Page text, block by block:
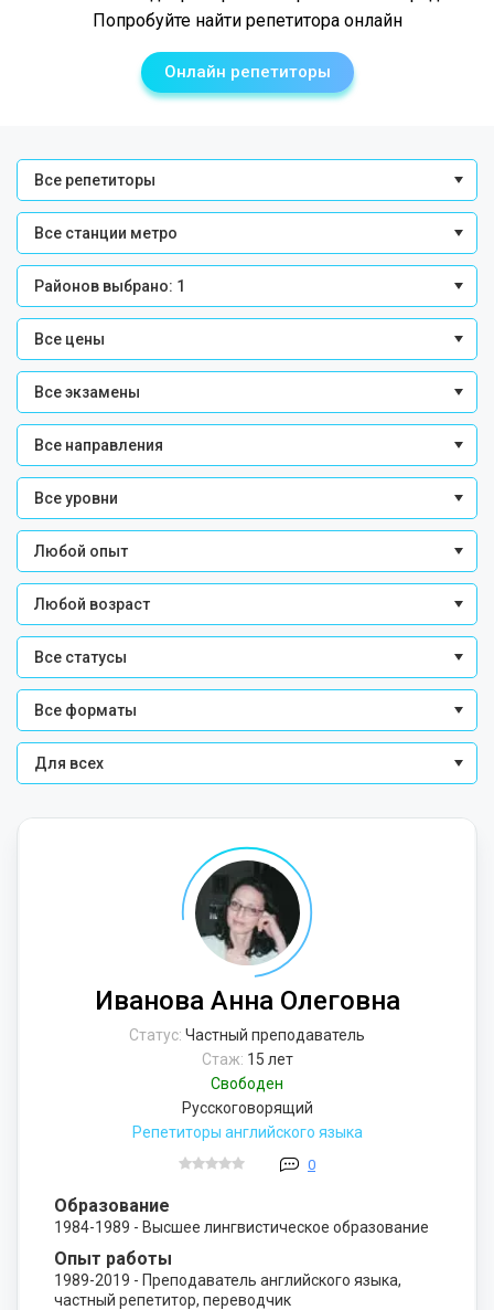
Попробуйте найти репетитора онлайн
Онлайн репетиторы
Все репетиторы
Все станции метро
Районов выбрано: 1
Все цены
Все экзамены
Все направления
Все уровни
Любой опыт
Любой возраст
Все статусы
Все форматы
Для всех
Иванова Анна Олеговна
Статус: Частный преподаватель
Стаж: 15 лет
Свободен
Русскоговорящий
Репетиторы английского языка
0
Образование
1984-1989 - Высшее лингвистическое образование
Опыт работы
1989-2019 - Преподаватель английского языка,
частный репетитор, переводчик